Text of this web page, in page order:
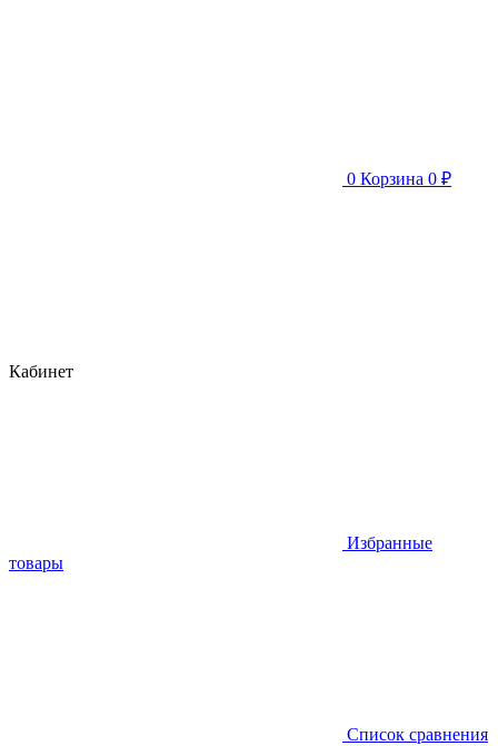
0 Корзина 0 ₽
Кабинет
Избранные
товары
Список сравнения